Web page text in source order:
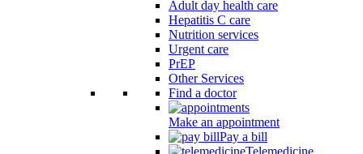
Adult day health care
Hepatitis C care
Nutrition services
Urgent care
PrEP
Other Services
Find a doctor
Make an appointment
Pay a bill
Telemedicine